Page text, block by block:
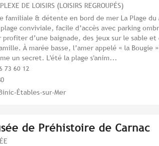
DE LOISIRS (LOISIRS REGROUPÉS)
familiale & détente en bord de mer La Plage du
conviviale, facile d’accès avec parking
profiter d’une baignade, des jeux sur le sable et
À marée basse, l’amer appelé « la Bougie
un secret. L'été la plage s'anim...
73 60 12
Étables-sur-Mer
de Préhistoire de Carnac